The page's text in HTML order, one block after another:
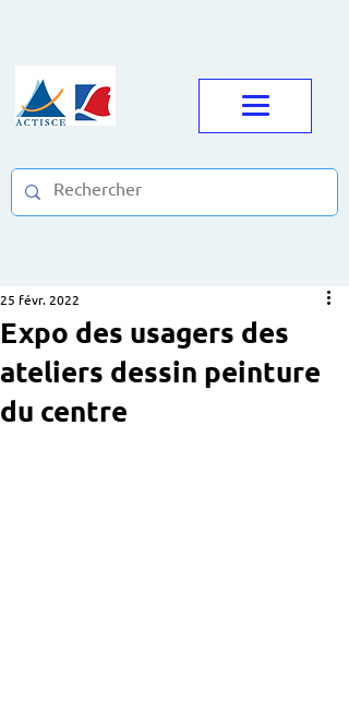
Expo des usagers des
ateliers dessin peinture
du centre
25 févr. 2022